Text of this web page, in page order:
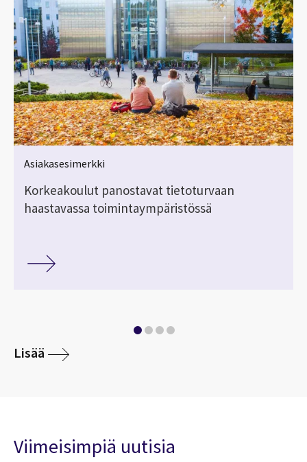
Asiakasesimerkki
Korkeakoulut panostavat tietoturvaan
haastavassa toimintaympäristössä
Lisää
Viimeisimpiä uutisia